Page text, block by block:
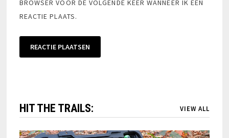
BROWSER VOOR DE VOLGENDE KEER WANNEER IK EEN
REACTIE PLAATS.
HIT THE TRAILS: VIEW ALL